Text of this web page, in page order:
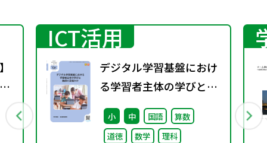
ICT活用
デジタル学習基盤におけ
る学習者主体の学びと教
師の足場かけ（特別課題
131）
小 中 国語
算数
道徳
数学
理科